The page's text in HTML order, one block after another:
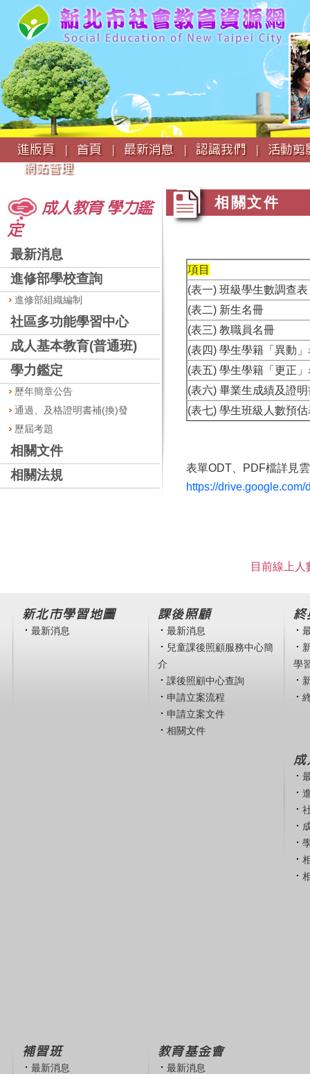
:::
進版頁 |
首頁 | 最新消息 | 認識我們 |
活動
網站管理
成人教育 學力鑑
定
最新消息
進修部學校查詢
進修部組織編制
社區多功能學習中心
成人基本教育(普通班)
學力鑑定
歷年簡章公告
通過、及格證明書補(換)發
歷屆考題
相關文件
相關法規
相關文件
項目
(表一) 班級學生數調查表
(表二) 新生名冊
(表三) 教職員名冊
(表四) 學生學籍「異動
(表五) 學生學籍「更正
(表六) 畢業生成績及證
(表七) 學生班級人數預估
表單ODT、PDF檔詳見
https://
目前線上
新北市學習地圖
最新消息
課後照顧
最新消息
兒童課後照顧服務中心簡
介
課後照顧中心查詢
申請立案流程
申請立案文件
相關文件
終
學
補習班
最新消息
教育基金會
最新消息